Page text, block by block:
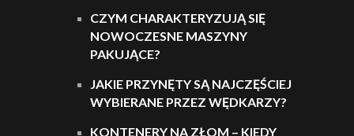
CZYM CHARAKTERYZUJĄ SIĘ
NOWOCZESNE MASZYNY
PAKUJĄCE?
JAKIE PRZYNĘTY SĄ NAJCZĘŚCIEJ
WYBIERANE PRZEZ WĘDKARZY?
KONTENERY NA ZŁOM – KIEDY